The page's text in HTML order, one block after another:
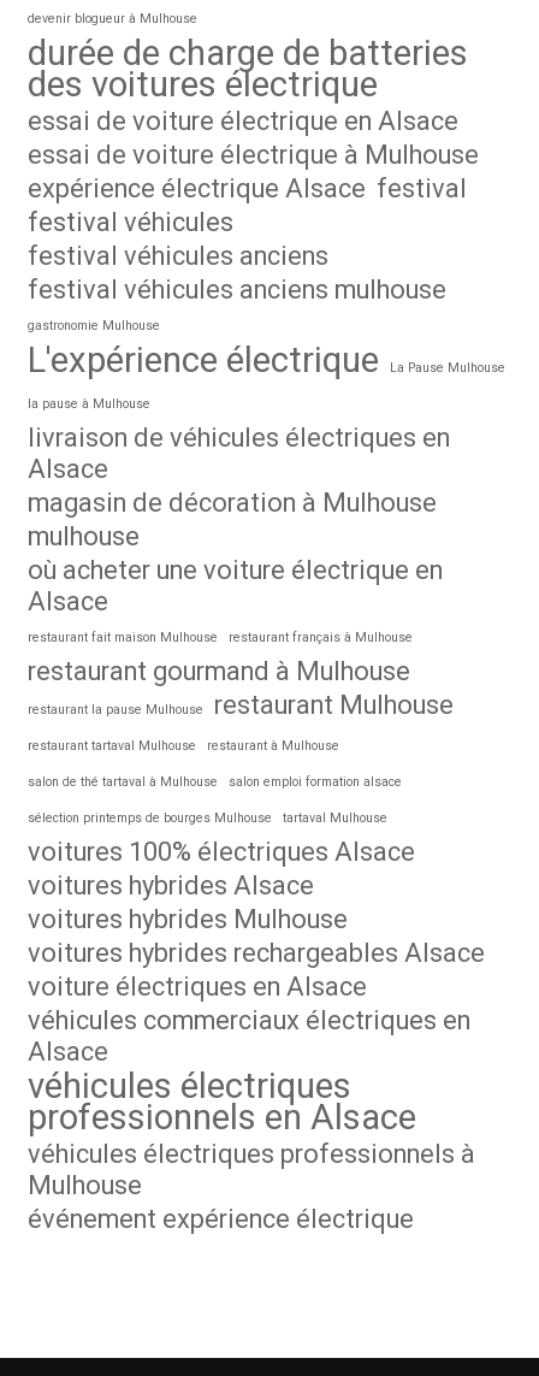
devenir blogueur à Mulhouse
durée de charge de batteries
des voitures électrique
essai de voiture électrique en Alsace
essai de voiture électrique à Mulhouse
expérience électrique Alsace festival
festival véhicules
festival véhicules anciens
festival véhicules anciens mulhouse
gastronomie Mulhouse
L'expérience électrique La Pause Mulhouse
la pause à Mulhouse
livraison de véhicules électriques en
Alsace
magasin de décoration à Mulhouse
mulhouse
où acheter une voiture électrique en
Alsace
restaurant fait maison Mulhouse restaurant français à Mulhouse
restaurant gourmand à Mulhouse
restaurant la pause Mulhouse restaurant Mulhouse
restaurant tartaval Mulhouse restaurant à Mulhouse
salon de thé tartaval à Mulhouse salon emploi formation alsace
sélection printemps de bourges Mulhouse tartaval Mulhouse
voitures 100% électriques Alsace
voitures hybrides Alsace
voitures hybrides Mulhouse
voitures hybrides rechargeables Alsace
voiture électriques en Alsace
véhicules commerciaux électriques en
Alsace
véhicules électriques
professionnels en Alsace
véhicules électriques professionnels à
Mulhouse
événement expérience électrique